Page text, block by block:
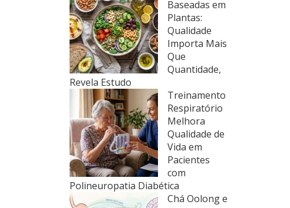
Baseadas em
Plantas:
Qualidade
Importa Mais
Que
Quantidade,
Revela Estudo
Treinamento
Respiratório
Melhora
Qualidade de
Vida em
Pacientes
com
Polineuropatia Diabética
Chá Oolong e